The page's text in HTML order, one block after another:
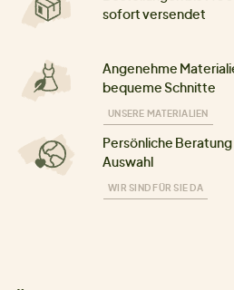
sofort versendet
Angenehme
bequeme Schnitte
UNSERE MATERIALIEN
Persönliche
Auswahl
WIR SIND FÜR SIE DA